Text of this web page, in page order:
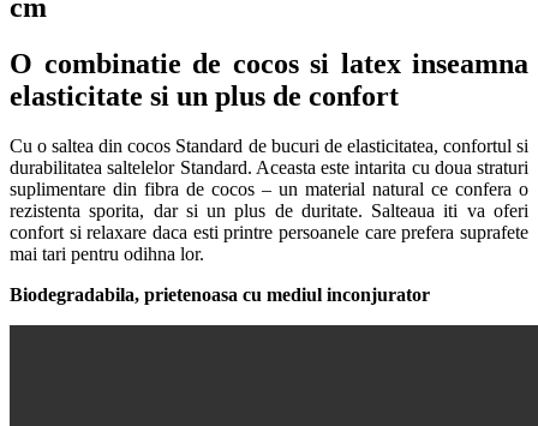
cm
O combinatie de cocos si latex inseamna
elasticitate si un plus de confort
Cu o saltea din cocos Standard de bucuri de elasticitatea, confortul si
durabilitatea saltelelor Standard. Aceasta este intarita cu doua straturi
suplimentare din fibra de cocos – un material natural ce confera o
rezistenta sporita, dar si un plus de duritate. Salteaua iti va oferi
confort si relaxare daca esti printre persoanele care prefera suprafete
mai tari pentru odihna lor.
Biodegradabila, prietenoasa cu mediul inconjurator